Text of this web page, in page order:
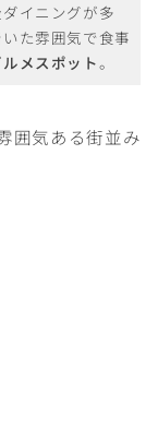
イニングが多
た雰囲気で食事
メスポット。
囲気ある街並み